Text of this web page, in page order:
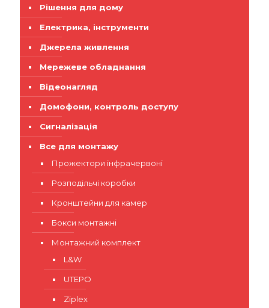
Рішення для дому
Електрика, інструменти
Джерела живлення
Мережеве обладнання
Відеонагляд
Домофони, контроль доступу
Сигналізація
Все для монтажу
Прожектори інфрачервоні
Розподільчі коробки
Кронштейни для камер
Бокси монтажні
Монтажний комплект
L&W
UTEPO
Ziplex